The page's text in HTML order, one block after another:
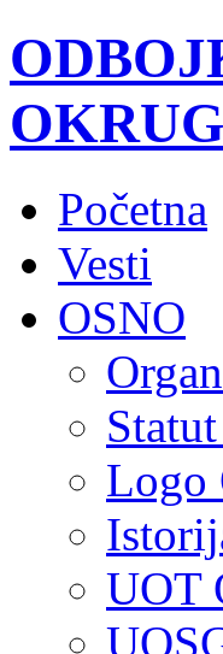
Početna
Vesti
OSNO
Logo
UOT